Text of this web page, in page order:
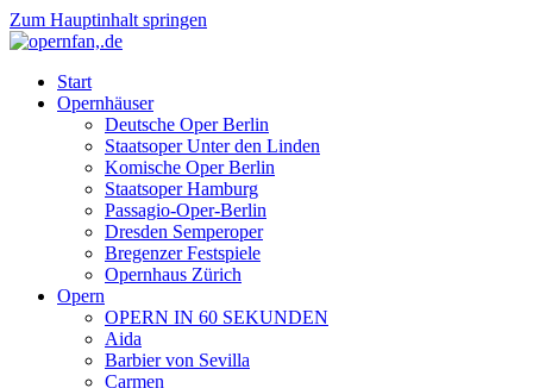
Zum Hauptinhalt springen
Start
Opernhäuser
Deutsche Oper Berlin
Staatsoper Unter den Linden
Komische Oper Berlin
Staatsoper Hamburg
Passagio-Oper-Berlin
Dresden Semperoper
Bregenzer Festspiele
Opernhaus Zürich
Opern
OPERN IN 60 SEKUNDEN
Aida
Barbier von Sevilla
Carmen